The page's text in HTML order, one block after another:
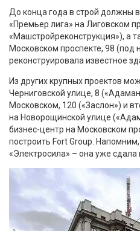
До конца года в строй должны
«Премьер лига» на Лиговском
«Машстройреконструкция»), а
Московском проспекте, 98
реконструировала известное
Из других крупных проектов
Черниговской улице, 8
Московском, 120 («Заслон») и
на Новорощинской улице
бизнес-центр на Московском
построить Fort Group.
«Электросила» – она уже сдала